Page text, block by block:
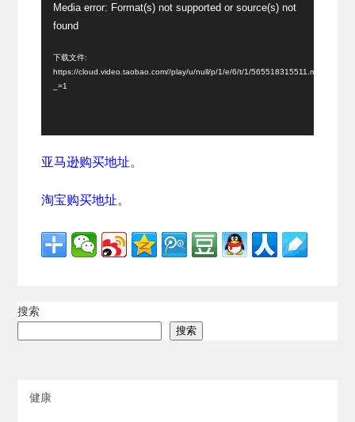
放
Media error: Format(s) not supported or source(s) not
found
下载文件:
https://cloud.video.taobao.com//play/u/null/p/1/e/6/t/1/565518315511.mp4?
_=1
亚马逊购买地址。
淘宝购买地址。
搜索
搜索
健康